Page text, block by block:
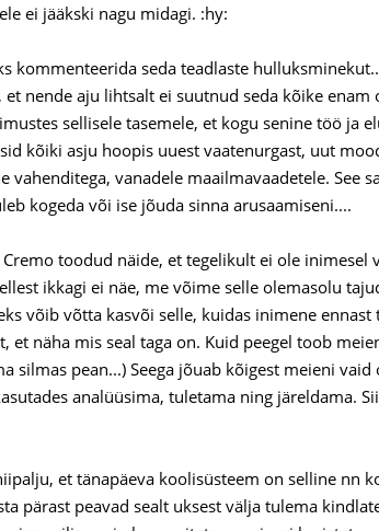
ei jääkski nagu midagi. :hy:
kommenteerida seda teadlaste
nende aju lihtsalt ei suutnud seda kõike enam
sellisele tasemele, et kogu senine töö ja
kõiki asju hoopis uuest vaatenurgast, uut
vahenditega, vanadele maailmavaadetele. See
kogeda või ise jõuda sinna arusaamiseni....
toodud näide, et tegelikult ei ole inimesel
ikkagi ei näe, me võime selle olemasolu
võib võtta kasvõi selle, kuidas inimene ennast
et näha mis seal taga on. Kuid peegel toob
silmas pean...) Seega jõuab kõigest meieni
analüüsima, tuletama ning järeldama.
et tänapäeva koolisüsteem on selline nn
pärast peavad sealt uksest välja tulema